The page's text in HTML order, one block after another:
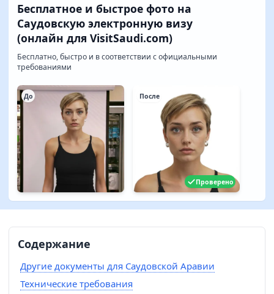
Бесплатное и быстрое фото на
Саудовскую электронную визу
(онлайн для VisitSaudi.com)
Бесплатно, быстро и в соответствии с официальными
требованиями
До После
Проверено
Содержание
Другие документы для Саудовской Аравии
Технические требования